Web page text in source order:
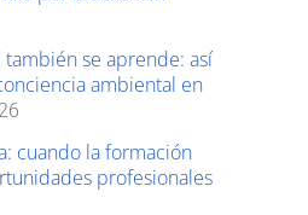
se aprende: así
ambiental en
cuando la formación
profesionales